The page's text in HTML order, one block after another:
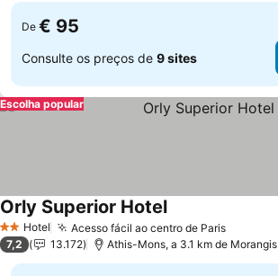
De € 95
Consulte os preços de 9 sites
Escolha popular
2 Estrelas
Hotel Acesso fácil ao centro de Paris
Orly Superior Hotel
7,2 13.172 Athis-Mons, a 3.1 km de Morangis